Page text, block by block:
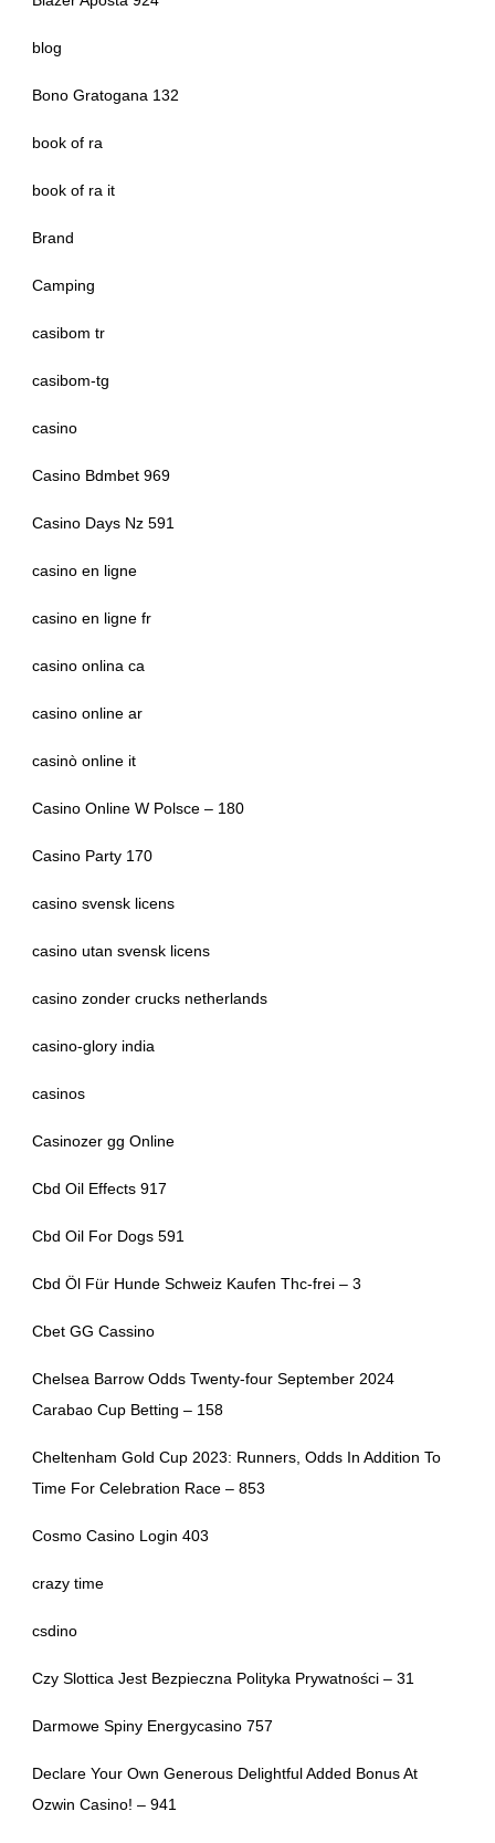
blog
Bono Gratogana 132
book of ra
book of ra it
Brand
Camping
casibom tr
casibom-tg
casino
Casino Bdmbet 969
Casino Days Nz 591
casino en ligne
casino en ligne fr
casino onlina ca
casino online ar
casinò online it
Casino Online W Polsce – 180
Casino Party 170
casino svensk licens
casino utan svensk licens
casino zonder crucks netherlands
casino-glory india
casinos
Casinozer gg Online
Cbd Oil Effects 917
Cbd Oil For Dogs 591
Cbd Öl Für Hunde Schweiz Kaufen Thc-frei – 3
Cbet GG Cassino
Chelsea Barrow Odds Twenty-four September 2024
Carabao Cup Betting – 158
Cheltenham Gold Cup 2023: Runners, Odds In Addition To
Time For Celebration Race – 853
Cosmo Casino Login 403
crazy time
csdino
Czy Slottica Jest Bezpieczna Polityka Prywatności – 31
Darmowe Spiny Energycasino 757
Declare Your Own Generous Delightful Added Bonus At
Ozwin Casino! – 941